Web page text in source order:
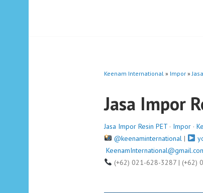
Keenam International » Impor »
Jasa Impor
Jasa Impor Resin PET · Impor ·
@keenaminternational|
(+62) 021-628-3287 | (+62)